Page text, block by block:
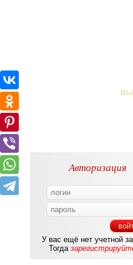
Авторизация
У вас ещё нет учетной
Тогда